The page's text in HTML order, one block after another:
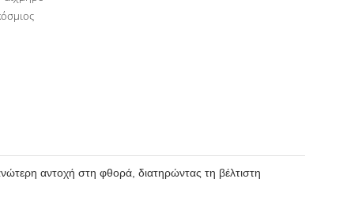
αντοχή στη φθορά, διατηρώντας τη βέλτιστη